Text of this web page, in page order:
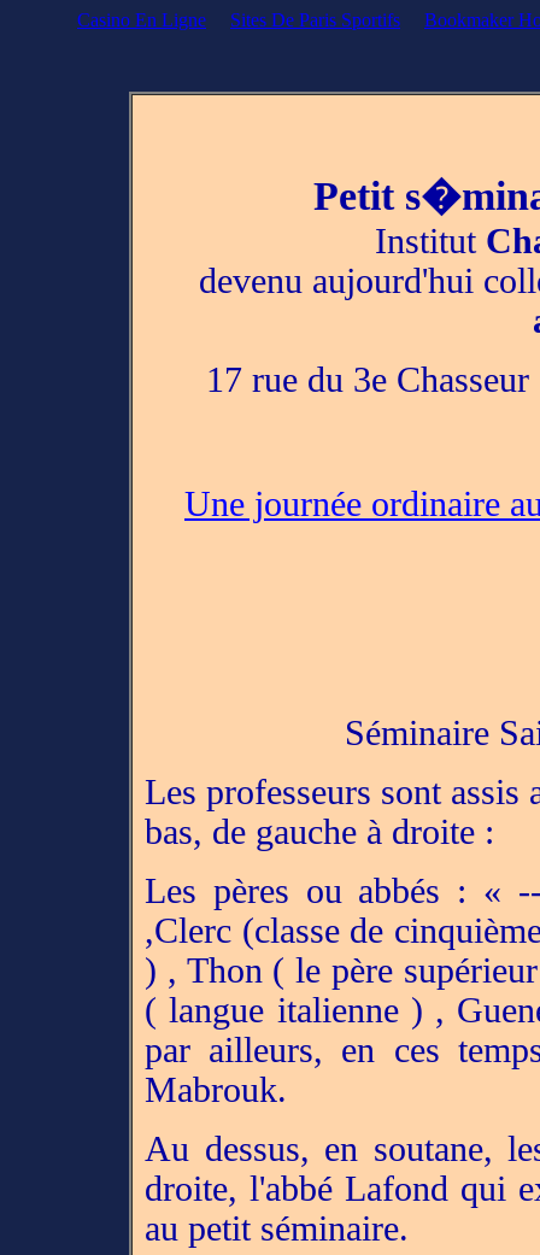
Casino En Ligne Sites De Paris Sportifs Bookmaker
Petit
Institut
devenu aujourd'hui
17 rue du 3e
Une journée ordinaire
Séminaire
Les professeurs sont assis
bas, de gauche à droite :
Les pères ou abbés : «
,Clerc (classe de
) , Thon ( le père
( langue italienne ) ,
par ailleurs, en ces
Mabrouk.
Au dessus, en soutane,
droite, l'abbé Lafond qui
au petit séminaire.